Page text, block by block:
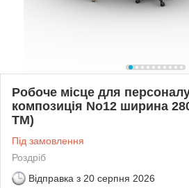
Робоче місце для
композиція No12 ширина
ТМ)
Під замовлення
Роздріб
Відправка з 20 серпня 2026